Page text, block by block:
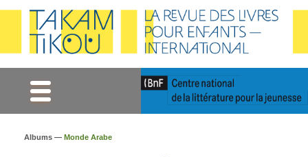
Albums — Monde Arabe